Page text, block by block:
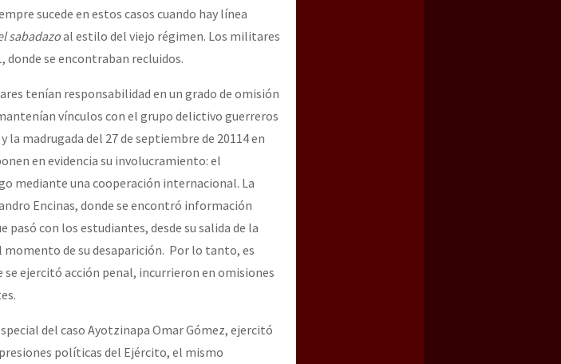
sucede en estos casos cuando hay línea
sabadazoal estilo del viejo régimen. Los militares
se encontraban recluidos.
tenían responsabilidad en un grado de omisión
vínculos con el grupo delictivo guerreros
la madrugada del 27 de septiembre de 20114 en
en evidencia su involucramiento: el
mediante una cooperación internacional. La
Encinas, donde se encontró información
con los estudiantes, desde su salida de la
de su desaparición. Por lo tanto, es
ejercitó acción penal, incurrieron en omisiones
del caso Ayotzinapa Omar Gómez, ejercitó
políticas del Ejército, el mismo